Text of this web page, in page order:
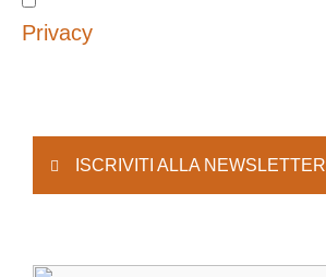
Privacy
ISCRIVITI ALLA NEWSLETTER